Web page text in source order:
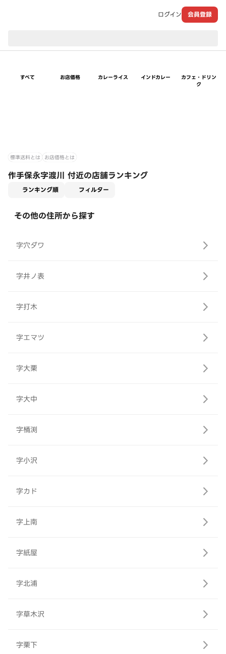
ログイン 会員登録
すべて お店価格 カレーライス インドカレー
カフェ・ドリン
ク
標準送料とは お店価格とは
作手保永字渡川 付近の店舗ランキング
ランキング順 フィルター
その他の住所から探す
字穴ダワ
字井ノ表
字打木
字エマツ
字大栗
字大中
字桶渕
字小沢
字カド
字上南
字紙屋
字北浦
字草木沢
字栗下